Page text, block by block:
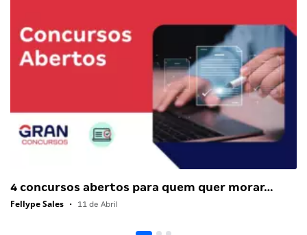
4 concursos abertos para quem quer morar…
Fellype Sales • 11 de Abril